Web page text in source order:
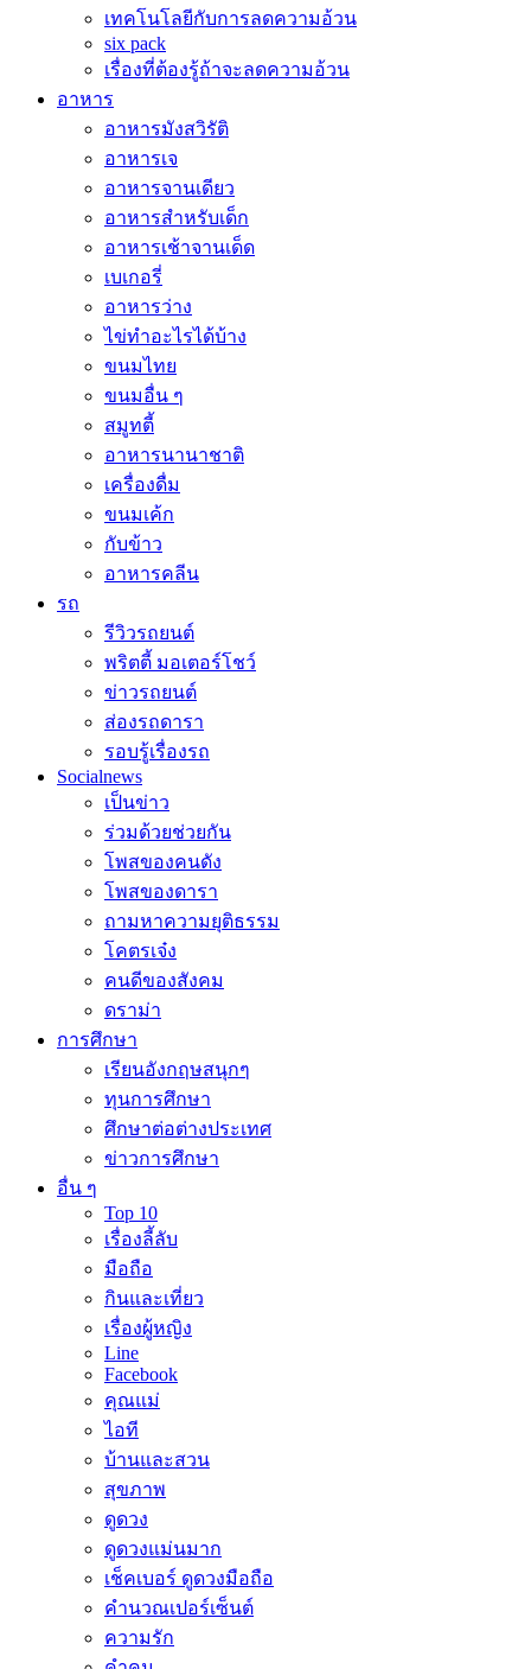
เทคโนโลยีกับการลดความอ้วน
six pack
เรื่องที่ต้องรู้ถ้าจะลดความอ้วน
อาหาร
อาหารมังสวิรัติ
อาหารเจ
อาหารจานเดียว
อาหารสำหรับเด็ก
อาหารเช้าจานเด็ด
เบเกอรี่
อาหารว่าง
ไข่ทำอะไรได้บ้าง
ขนมไทย
ขนมอื่น ๆ
สมูทตี้
อาหารนานาชาติ
เครื่องดื่ม
ขนมเค้ก
กับข้าว
อาหารคลีน
รถ
รีวิวรถยนต์
พริตตี้ มอเตอร์โชว์
ข่าวรถยนต์
ส่องรถดารา
รอบรู้เรื่องรถ
Socialnews
เป็นข่าว
ร่วมด้วยช่วยกัน
โพสของคนดัง
โพสของดารา
ถามหาความยุติธรรม
โคตรเจ๋ง
คนดีของสังคม
ดราม่า
การศึกษา
เรียนอังกฤษสนุกๆ
ทุนการศึกษา
ศึกษาต่อต่างประเทศ
ข่าวการศึกษา
อื่น ๆ
Top 10
เรื่องลี้ลับ
มือถือ
กินและเที่ยว
เรื่องผู้หญิง
Line
Facebook
คุณแม่
ไอที
บ้านและสวน
สุขภาพ
ดูดวง
ดูดวงแม่นมาก
เช็คเบอร์ ดูดวงมือถือ
คำนวณเปอร์เซ็นต์
ความรัก